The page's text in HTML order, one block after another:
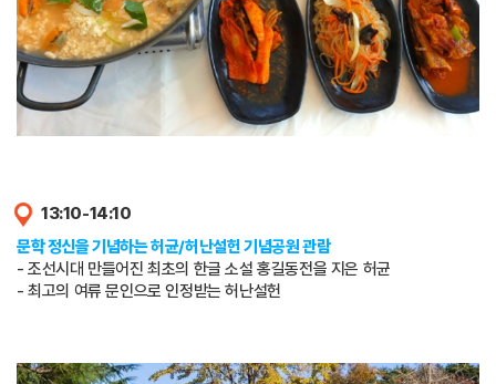
13:10-14:10
문학 정신을 기념하는 허균/허난설헌 기념공원 관람
- 조선시대 만들어진 최초의 한글 소설 홍길동전을 지은 허균
- 최고의 여류 문인으로 인정받는 허난설헌